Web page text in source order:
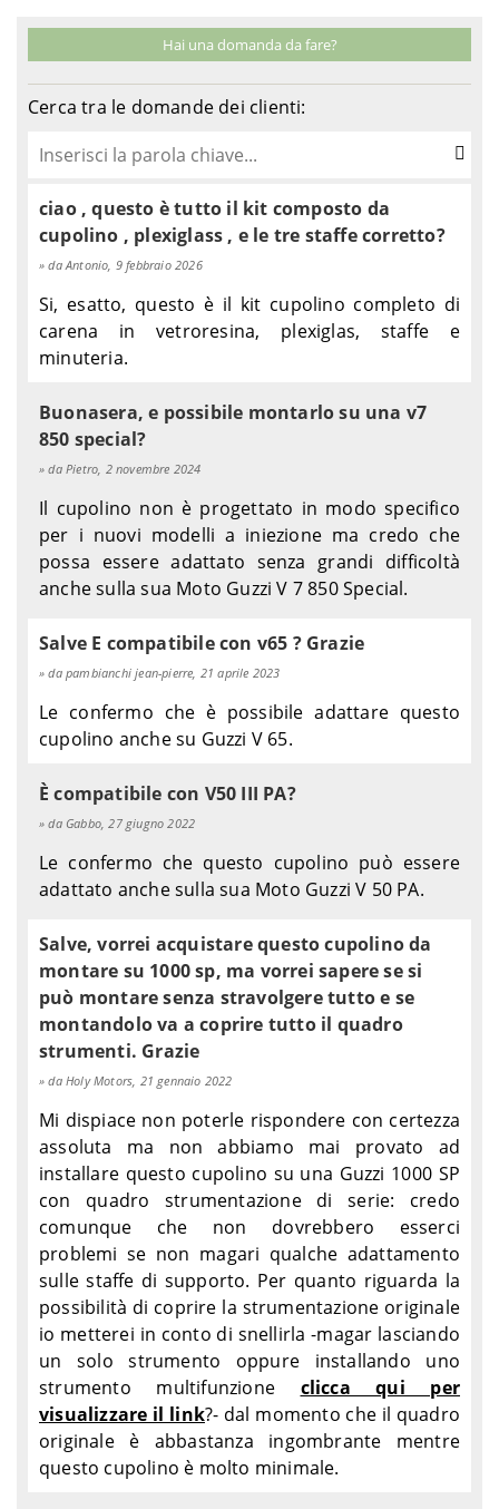
Hai una domanda da fare?
Cerca tra le domande dei clienti:
ciao , questo è tutto il kit composto da
cupolino , plexiglass , e le tre staffe corretto?
da Antonio, 9 febbraio 2026
Si, esatto, questo è il kit cupolino completo di
carena in vetroresina, plexiglas, staffe e
minuteria.
Buonasera, e possibile montarlo su una v7
850 special?
da Pietro, 2 novembre 2024
Il cupolino non è progettato in modo specifico
per i nuovi modelli a iniezione ma credo che
possa essere adattato senza grandi difficoltà
anche sulla sua Moto Guzzi V 7 850 Special.
Salve E compatibile con v65 ? Grazie
da pambianchi jean-pierre, 21 aprile 2023
Le confermo che è possibile adattare questo
cupolino anche su Guzzi V 65.
È compatibile con V50 III PA?
da Gabbo, 27 giugno 2022
Le confermo che questo cupolino può essere
adattato anche sulla sua Moto Guzzi V 50 PA.
Salve, vorrei acquistare questo cupolino da
montare su 1000 sp, ma vorrei sapere se si
può montare senza stravolgere tutto e se
montandolo va a coprire tutto il quadro
strumenti. Grazie
da Holy Motors, 21 gennaio 2022
Mi dispiace non poterle rispondere con certezza
assoluta ma non abbiamo mai provato ad
installare questo cupolino su una Guzzi 1000 SP
con quadro strumentazione di serie: credo
comunque che non dovrebbero esserci
problemi se non magari qualche adattamento
sulle staffe di supporto. Per quanto riguarda la
possibilità di coprire la strumentazione originale
io metterei in conto di snellirla -magar lasciando
un solo strumento oppure installando uno
strumento multifunzione clicca qui per
visualizzare il link?- dal momento che il quadro
originale è abbastanza ingombrante mentre
questo cupolino è molto minimale.